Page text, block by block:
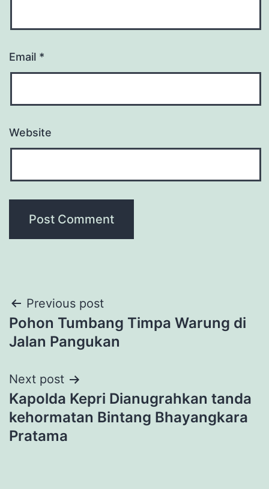
Email *
Website
Post
navigation
Previous post
Pohon Tumbang Timpa Warung di
Jalan Pangukan
Next post
Kapolda Kepri Dianugrahkan tanda
kehormatan Bintang Bhayangkara
Pratama